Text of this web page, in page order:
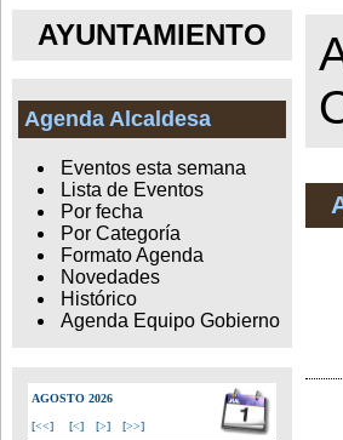
AYUNTAMIENTO
Agenda Alcaldesa
Eventos esta semana
Lista de Eventos
Por fecha
Por Categoría
Formato Agenda
Novedades
Histórico
Agenda Equipo Gobierno
AGOSTO 2026
[<<] [<] [>] [>>]